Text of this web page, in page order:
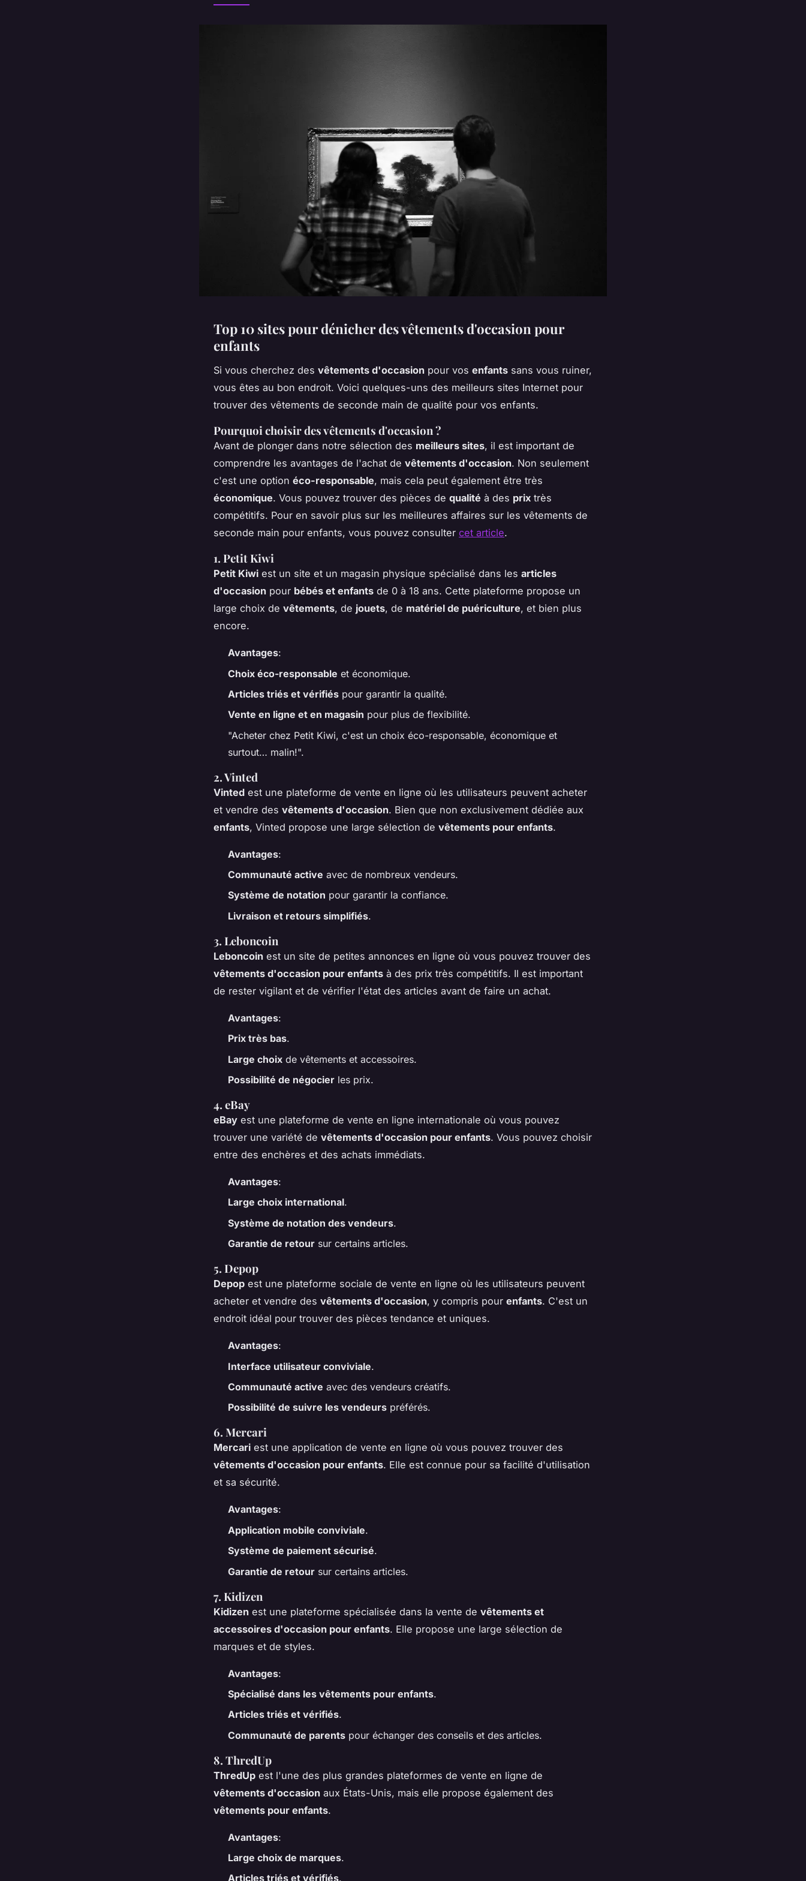
Top 10 sites pour dénicher des vêtements d'occasion pour
enfants
Si vous cherchez des vêtements d'occasion pour vos enfants sans vous ruiner,
vous êtes au bon endroit. Voici quelques-uns des meilleurs sites Internet pour
trouver des vêtements de seconde main de qualité pour vos enfants.
Pourquoi choisir des vêtements d'occasion ?
Avant de plonger dans notre sélection des meilleurs sites, il est important de
comprendre les avantages de l'achat de vêtements d'occasion. Non seulement
c'est une option éco-responsable, mais cela peut également être très
économique. Vous pouvez trouver des pièces de qualité à des prix très
compétitifs. Pour en savoir plus sur les meilleures affaires sur les vêtements de
seconde main pour enfants, vous pouvez consulter cet article.
1. Petit Kiwi
Petit Kiwi est un site et un magasin physique spécialisé dans les articles
d'occasion pour bébés et enfants de 0 à 18 ans. Cette plateforme propose un
large choix de vêtements, de jouets, de matériel de puériculture, et bien plus
encore.
Avantages:
Choix éco-responsable et économique.
Articles triés et vérifiés pour garantir la qualité.
Vente en ligne et en magasin pour plus de flexibilité.
"Acheter chez Petit Kiwi, c'est un choix éco-responsable, économique et
surtout… malin!".
2. Vinted
Vinted est une plateforme de vente en ligne où les utilisateurs peuvent acheter
et vendre des vêtements d'occasion. Bien que non exclusivement dédiée aux
enfants, Vinted propose une large sélection de vêtements pour enfants.
Avantages:
Communauté active avec de nombreux vendeurs.
Système de notation pour garantir la confiance.
Livraison et retours simplifiés.
3. Leboncoin
Leboncoin est un site de petites annonces en ligne où vous pouvez trouver des
vêtements d'occasion pour enfants à des prix très compétitifs. Il est important
de rester vigilant et de vérifier l'état des articles avant de faire un achat.
Avantages:
Prix très bas.
Large choix de vêtements et accessoires.
Possibilité de négocier les prix.
4. eBay
eBay est une plateforme de vente en ligne internationale où vous pouvez
trouver une variété de vêtements d'occasion pour enfants. Vous pouvez choisir
entre des enchères et des achats immédiats.
Avantages:
Large choix international.
Système de notation des vendeurs.
Garantie de retour sur certains articles.
5. Depop
Depop est une plateforme sociale de vente en ligne où les utilisateurs peuvent
acheter et vendre des vêtements d'occasion, y compris pour enfants. C'est un
endroit idéal pour trouver des pièces tendance et uniques.
Avantages:
Interface utilisateur conviviale.
Communauté active avec des vendeurs créatifs.
Possibilité de suivre les vendeurs préférés.
6. Mercari
Mercari est une application de vente en ligne où vous pouvez trouver des
vêtements d'occasion pour enfants. Elle est connue pour sa facilité d'utilisation
et sa sécurité.
Avantages:
Application mobile conviviale.
Système de paiement sécurisé.
Garantie de retour sur certains articles.
7. Kidizen
Kidizen est une plateforme spécialisée dans la vente de vêtements et
accessoires d'occasion pour enfants. Elle propose une large sélection de
marques et de styles.
Avantages:
Spécialisé dans les vêtements pour enfants.
Articles triés et vérifiés.
Communauté de parents pour échanger des conseils et des articles.
8. ThredUp
ThredUp est l'une des plus grandes plateformes de vente en ligne de
vêtements d'occasion aux États-Unis, mais elle propose également des
vêtements pour enfants.
Avantages:
Large choix de marques.
Articles triés et vérifiés.